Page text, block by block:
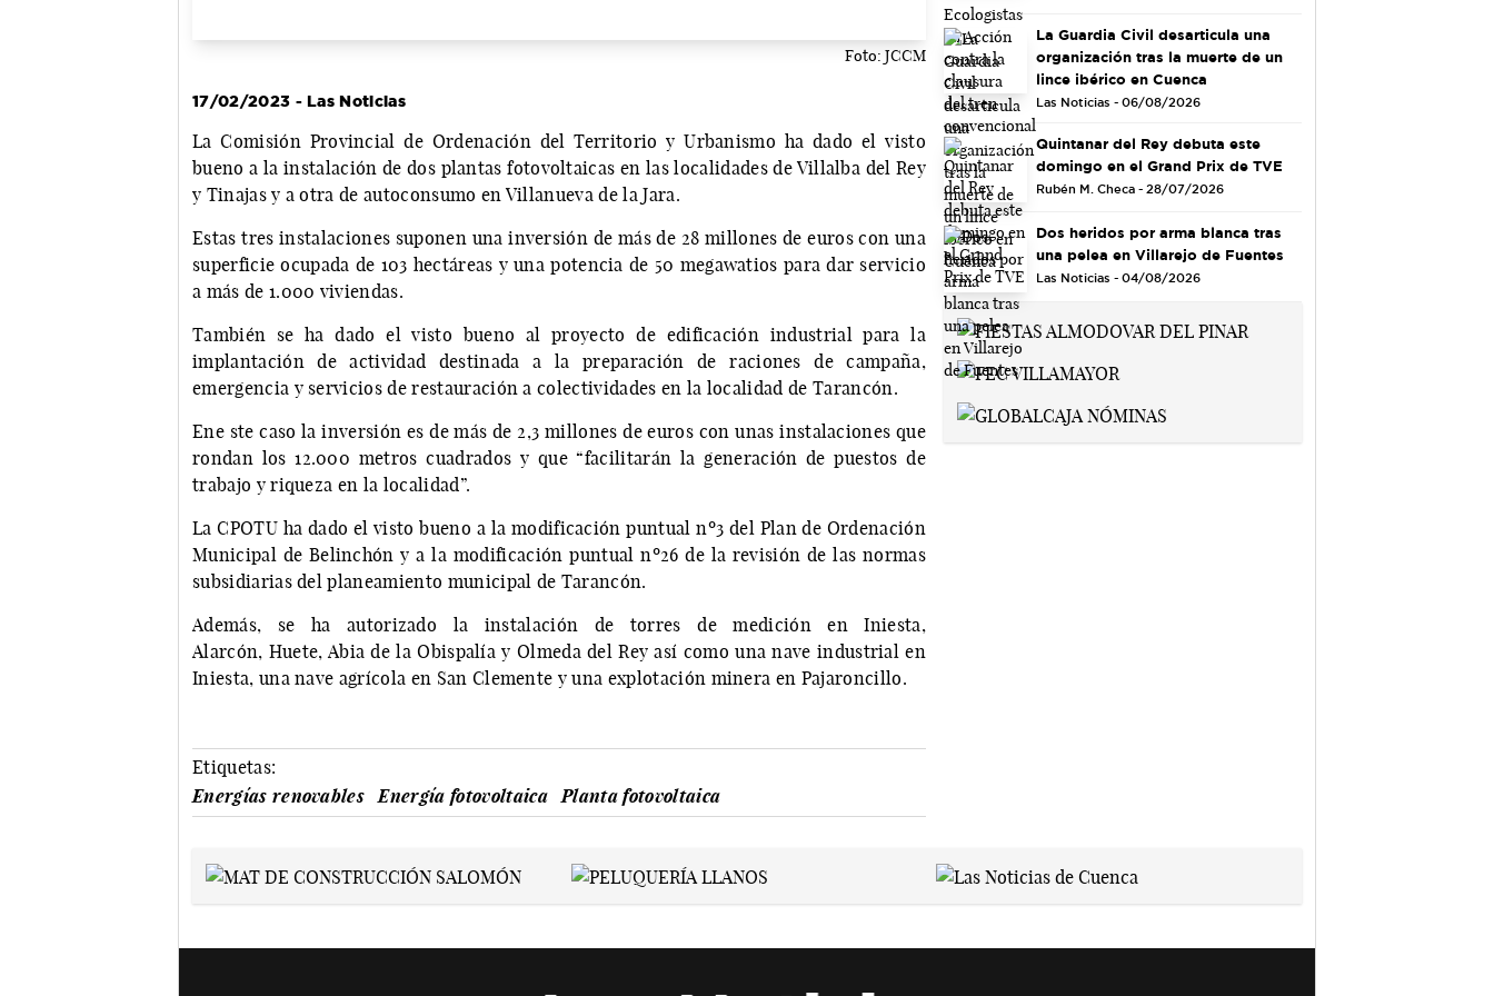
Foto: JCCM
17/02/2023 - Las Noticias
La Comisión Provincial de Ordenación del Territorio y Urbanismo ha dado el visto
bueno a la instalación de dos plantas fotovoltaicas en las localidades de Villalba del Rey
y Tinajas y a otra de autoconsumo en Villanueva de la Jara.
Estas tres instalaciones suponen una inversión de más de 28 millones de euros con una
superficie ocupada de 103 hectáreas y una potencia de 50 megawatios para dar servicio
a más de 1.000 viviendas.
También se ha dado el visto bueno al proyecto de edificación industrial para la
implantación de actividad destinada a la preparación de raciones de campaña,
emergencia y servicios de restauración a colectividades en la localidad de Tarancón.
Ene ste caso la inversión es de más de 2,3 millones de euros con unas instalaciones que
rondan los 12.000 metros cuadrados y que “facilitarán la generación de puestos de
trabajo y riqueza en la localidad”.
La CPOTU ha dado el visto bueno a la modificación puntual nº3 del Plan de Ordenación
Municipal de Belinchón y a la modificación puntual nº26 de la revisión de las normas
subsidiarias del planeamiento municipal de Tarancón.
Además, se ha autorizado la instalación de torres de medición en Iniesta,
Alarcón, Huete, Abia de la Obispalía y Olmeda del Rey así como una nave industrial en
Iniesta, una nave agrícola en San Clemente y una explotación minera en Pajaroncillo.
Etiquetas:
Energías renovables
Energía fotovoltaica Planta fotovoltaica
La Guardia Civil desarticula una
organización tras la muerte de un
lince ibérico en Cuenca
Las Noticias - 06/08/2026
Quintanar del Rey debuta este
domingo en el Grand Prix de TVE
Rubén M. Checa - 28/07/2026
Dos heridos por arma blanca tras
una pelea en Villarejo de Fuentes
Las Noticias - 04/08/2026